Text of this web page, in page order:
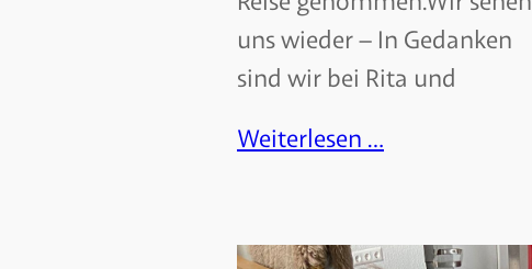
uns wieder – In Gedanken
sind wir bei Rita und
Weiterlesen …